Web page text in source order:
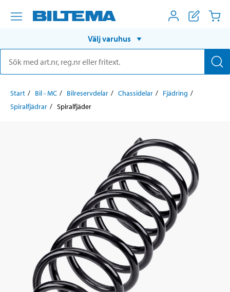
Välj varuhus
Start Bil - MC Bilreservdelar Chassidelar
Fjädring
Spiralfjädrar
Spiralfjäder